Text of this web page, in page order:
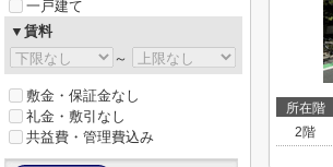
所在階
2階
一戸建て
▼賃料
～
敷金・保証金なし
礼金・敷引なし
共益費・管理費込み